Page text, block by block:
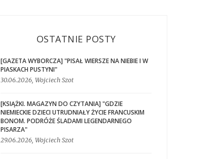
OSTATNIE POSTY
[GAZETA WYBORCZA] "PISAŁ WIERSZE NA NIEBIE I W
PIASKACH PUSTYNI"
30.06.2026, Wojciech Szot
[KSIĄŻKI. MAGAZYN DO CZYTANIA] "GDZIE
NIEMIECKIE DZIECI UTRUDNIAŁY ŻYCIE FRANCUSKIM
BONOM. PODRÓŻE ŚLADAMI LEGENDARNEGO
PISARZA"
29.06.2026, Wojciech Szot